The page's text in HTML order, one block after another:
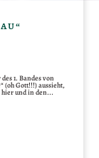
1. Bandes von
(oh Gott!!!) aussieht,
hier und in den...